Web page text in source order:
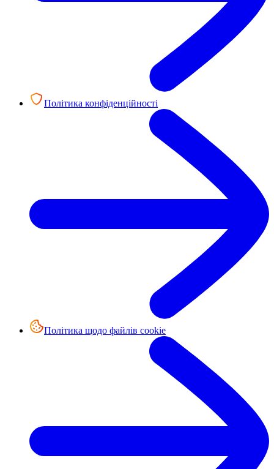
Політика конфіденційності
Політика щодо файлів cookie